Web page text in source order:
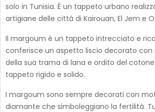
solo in Tunisia. È un tappeto urbano
artigiane delle città di Kairouan, El Jem e
Il margoum è un tappeto intrecciato e
conferisce un aspetto liscio decorato con
della sua trama di lana e ordito del
tappeto rigido e solido.
I margoum sono sempre decorati con
diamante che simboleggiano la fertilità.